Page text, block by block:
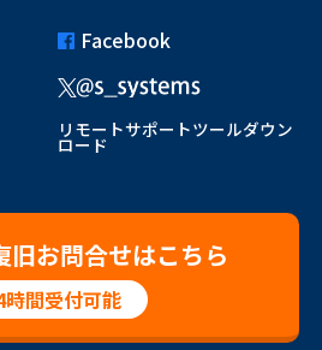
Facebook
リモートサポートツールダウン
ロード
旧お問合せはこちら
時間受付可能